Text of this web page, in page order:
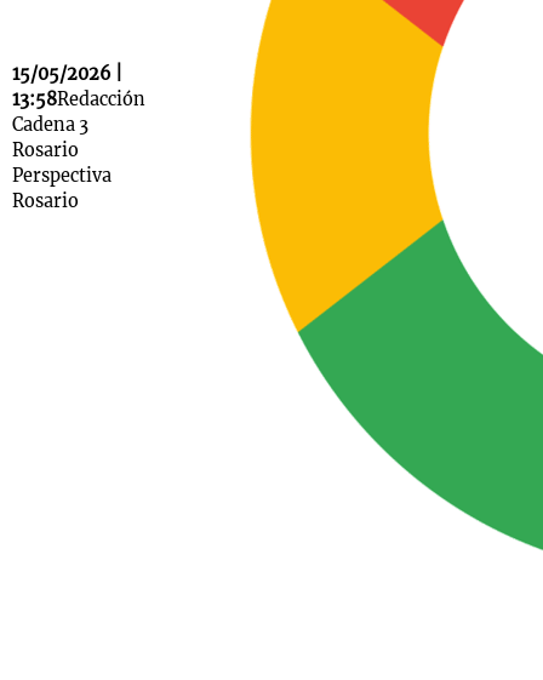
15/05/2026 |
13:58Redacción
Cadena 3
Rosario
Perspectiva
Rosario
Mundial 2026
La Sole en
Cadena 3